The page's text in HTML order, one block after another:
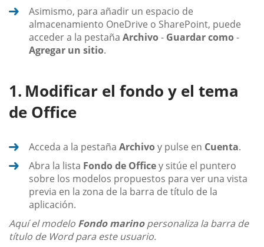
Asimismo, para añadir un espacio de
almacenamiento OneDrive o SharePoint, puede
acceder a la pestaña Archivo- Guardar como-
Agregar un sitio.
Modificar el fondo y el tema
de Office
Acceda a la pestaña Archivoy pulse en Cuenta.
Abra la lista Fondo de Officey sitúe el puntero
sobre los modelos propuestos para ver una vista
previa en la zona de la barra de título de la
aplicación.
Aquí el modelo Fondo marinopersonaliza la barra de
título de Word para este usuario.